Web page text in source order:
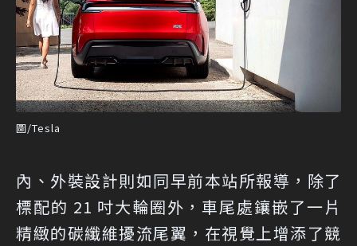
圖/Tesla
內、外裝設計則如同早前本站所報導，除了
標配的 21 吋大輪圈外，車尾處鑲嵌了一片
精緻的碳纖維擾流尾翼，在視覺上增添了競